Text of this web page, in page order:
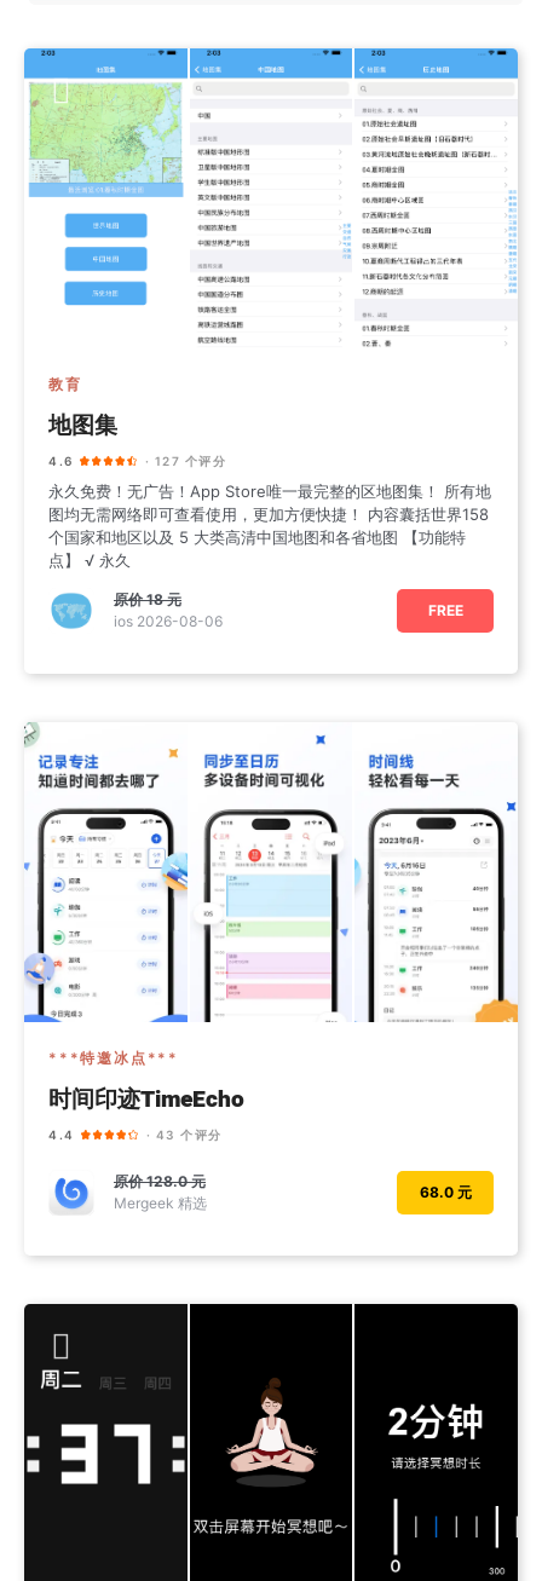
教育
地图集
4.6 · 127 个评分
永久免费！无广告！App Store唯一最完整的区地图集！ 所有地
图均无需网络即可查看使用，更加方便快捷！ 内容囊括世界158
个国家和地区以及 5 大类高清中国地图和各省地图 【功能特
点】 √ 永久
原价18 元
ios 2026-08-06
FREE
***特邀冰点***
时间印迹TimeEcho
4.4 · 43 个评分
原价128.0 元
Mergeek 精选
68.0 元